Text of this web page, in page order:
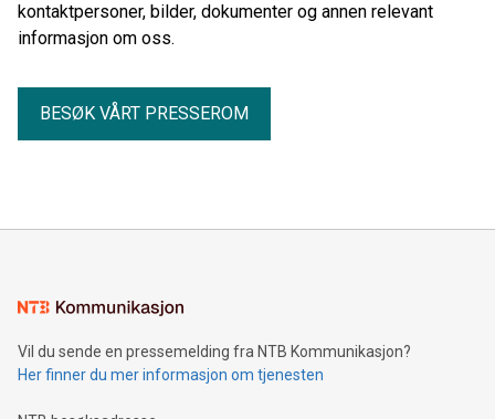
kontaktpersoner, bilder, dokumenter og annen relevant
informasjon om oss.
BESØK VÅRT PRESSEROM
Vil du sende en pressemelding fra NTB Kommunikasjon?
Her finner du mer informasjon om tjenesten